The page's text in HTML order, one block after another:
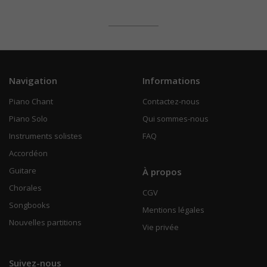
Navigation
Piano Chant
Piano Solo
Instruments solistes
Accordéon
Guitare
Chorales
Songbooks
Nouvelles partitions
Informations
Contactez-nous
Qui sommes-nous
FAQ
À propos
CGV
Mentions légales
Vie privée
Suivez-nous